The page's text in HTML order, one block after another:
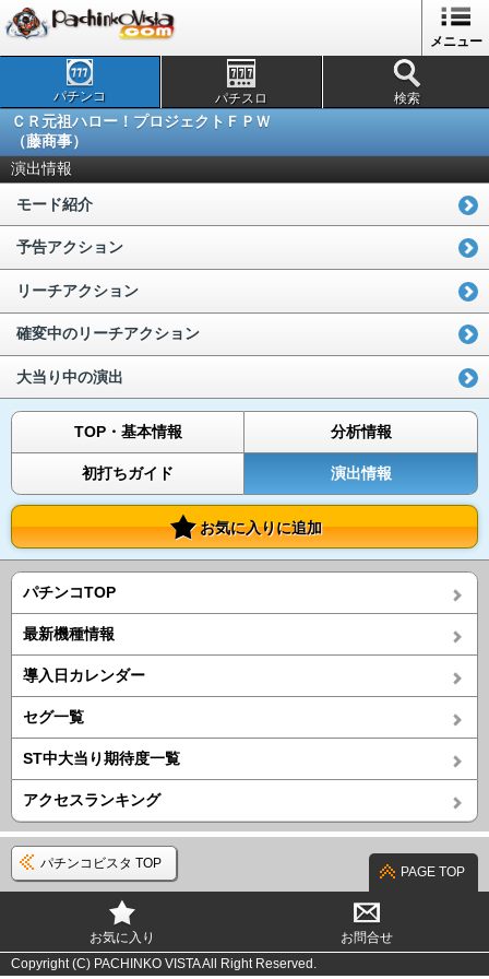
メニュー
パチンコ パチスロ 検索
ＣＲ元祖ハロー！プロジェクトＦＰＷ
（藤商事）
演出情報
モード紹介
予告アクション
リーチアクション
確変中のリーチアクション
大当り中の演出
TOP・基本情報 分析情報
初打ちガイド 演出情報
お気に入りに追加
パチンコTOP
最新機種情報
導入日カレンダー
セグ一覧
ST中大当り期待度一覧
アクセスランキング
パチンコビスタ TOP
PAGE TOP
お気に入り
お問合せ
Copyright (C) PACHINKO VISTA All Right Reserved.